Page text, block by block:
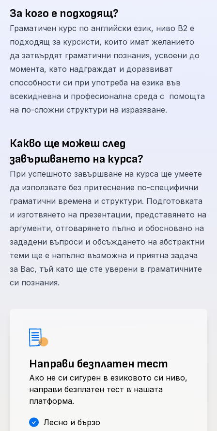
За кого е подходящ?
Граматичен курс по английски език, ниво В2 е
подходящ за курсисти, които имат желанието
да затвърдят граматични познания, усвоени до
момента, като надграждат и доразвиват
способности си при употреба на езика във
всекидневна и професионална среда с помощта
на по-сложни структури на изразяване.
Какво ще можеш след
завършването на курса?
При успешното завършване на курса ще умеете
да използвате без притеснение по-специфични
граматични времена и структури. Подготовката
и изготвянето на презентации, представянето на
аргументи, отговарянето пълно и обосновано на
зададени въпроси и обсъждането на абстрактни
теми ще е напълно възможна и приятна задача
за Вас, тъй като ще сте уверени в граматичните
си познания.
Направи безплатен тест
Ако не си сигурен в езиковото си ниво,
направи безплатен тест в нашата
платформа.
Лесно и бързо